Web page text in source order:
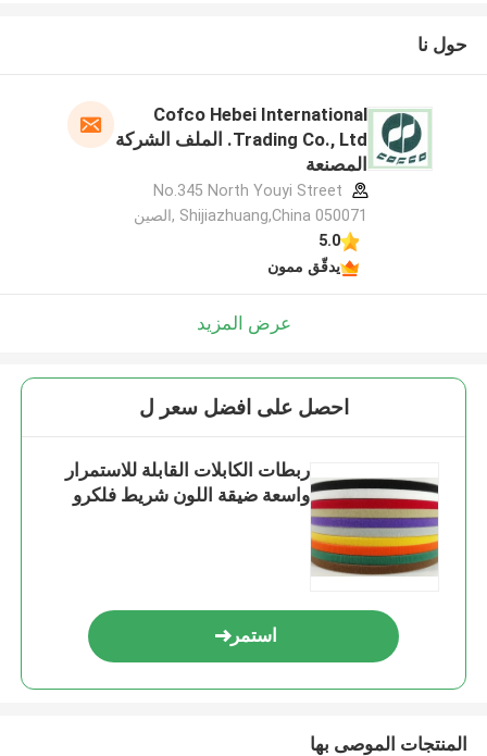
حول نا
Cofco Hebei International
Trading Co., Ltd. الملف الشركة
المصنعة
No.345 North Youyi Street
Shijiazhuang,China 050071 ,الصين
5.0
يدقّق ممون
عرض المزيد
احصل على افضل سعر ل
ربطات الكابلات القابلة للاستمرار
واسعة ضيقة اللون شريط فلكرو
استمر
المنتجات الموصى بها